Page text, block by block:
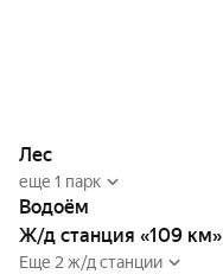
Лес
еще 1 парк
Водоём
Ж/д станция «109 км»
Еще 2 ж/д станции